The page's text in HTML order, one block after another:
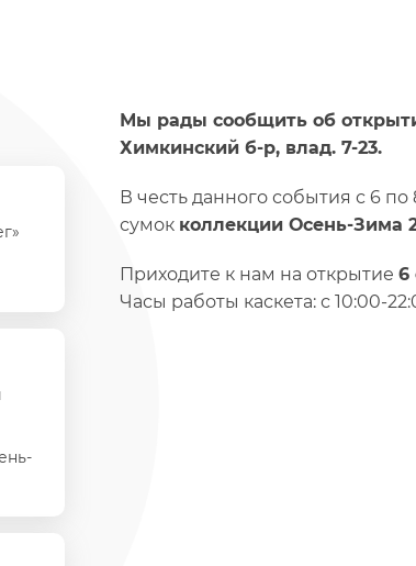
Мы рады сообщить об
Химкинский б-р, влад. 7-23.
В честь данного события с 6 по
сумок коллекции Осень-Зима
Приходите к нам на открытие 6
Часы работы каскета: с 10:00-